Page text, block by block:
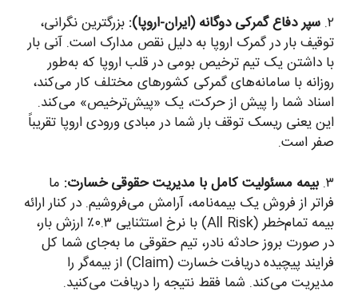
۲. سپر دفاع گمرکی دوگانه (ایران-اروپا): بزرگترین نگرانی،
توقیف بار در گمرک اروپا به دلیل نقص مدارک است. آنی بار
با داشتن یک تیم ترخیص بومی در قلب اروپا که به‌طور
روزانه با سامانه‌های گمرکی کشورهای مختلف کار می‌کند،
اسناد شما را پیش از حرکت، یک «پیش‌ترخیص» می‌کند.
این یعنی ریسک توقف بار شما در مبادی ورودی اروپا تقریباً
صفر است.
۳. بیمه مسئولیت کامل با مدیریت حقوقی خسارت: ما
فراتر از فروش یک بیمه‌نامه، آرامش می‌فروشیم. در کنار ارائه
بیمه تمام‌خطر (All Risk) با نرخ استثنایی ۰.۳٪ ارزش بار،
در صورت بروز حادثه نادر، تیم حقوقی ما به‌جای شما کل
فرایند پیچیده دریافت خسارت (Claim) از بیمه‌گر را
مدیریت می‌کند. شما فقط نتیجه را دریافت می‌کنید.